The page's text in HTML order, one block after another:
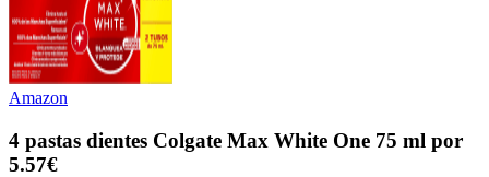
Amazon
4 pastas dientes Colgate Max White One 75 ml por
5.57€